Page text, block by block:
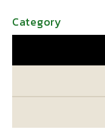
Category